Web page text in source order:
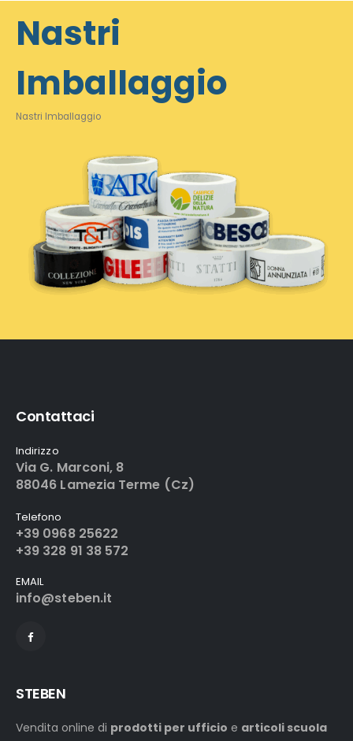
Nastri
Imballaggio
Nastri Imballaggio
Contattaci
Indirizzo
Via G. Marconi, 8
88046 Lamezia Terme (Cz)
Telefono
+39 0968 25622
+39 328 91 38 572
EMAIL
info@steben.it
STEBEN
Vendita online di prodotti per ufficio e articoli scuola